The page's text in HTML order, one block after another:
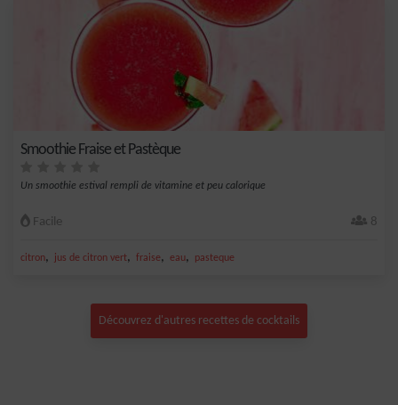
Smoothie Fraise et Pastèque
Un smoothie estival rempli de vitamine et peu calorique
Facile 8
citron, jus de citron vert, fraise, eau, pasteque
Découvrez d'autres recettes de cocktails